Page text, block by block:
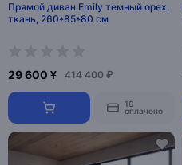
Прямой диван Emily темный орех,
ткань, 260*85*80 см
29 600 ¥ 414 400 ₽
10
оплачено